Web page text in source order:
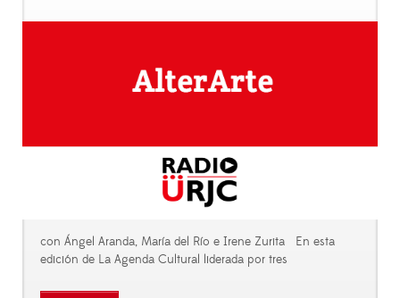
con Ángel Aranda, María del Río e Irene Zurita En esta
edición de La Agenda Cultural liderada por tres